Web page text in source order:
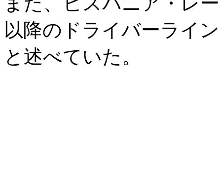
以降のドライバーライ
と述べていた。